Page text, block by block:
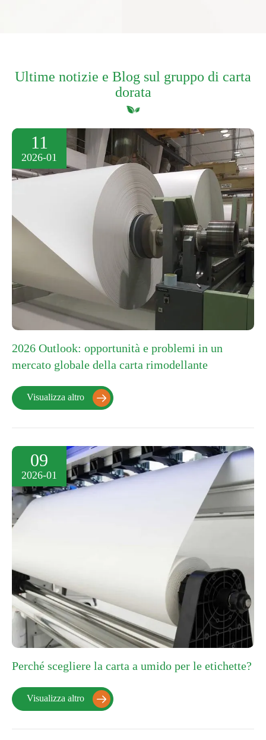
Ultime notizie e Blog sul gruppo di carta
dorata
11
2026-01
2026 Outlook: opportunità e problemi in un
mercato globale della carta rimodellante
Visualizza altro 
09
2026-01
Perché scegliere la carta a umido per le etichette?
Visualizza altro 